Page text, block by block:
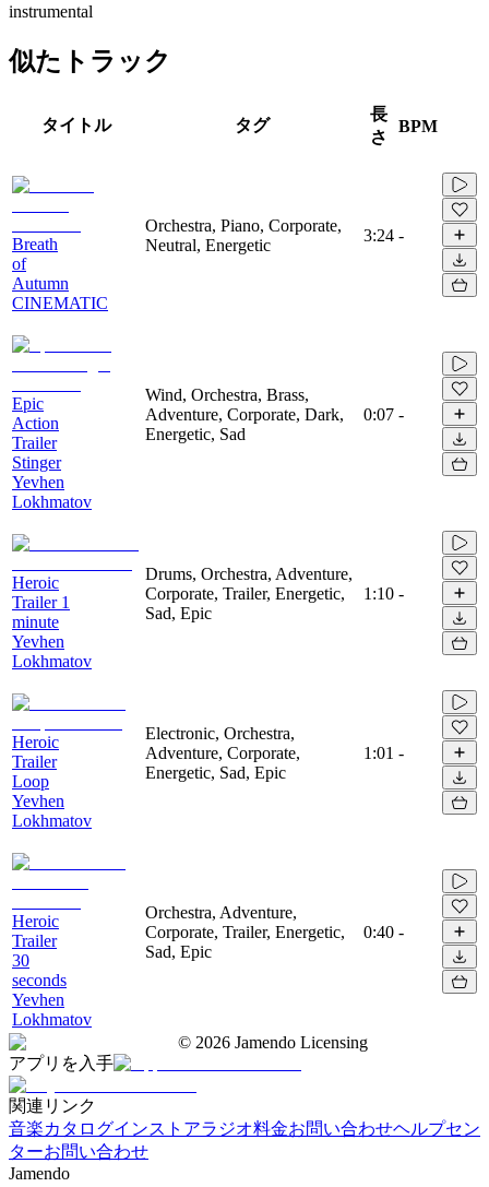
instrumental
似たトラック
タイトル タグ
長
さ
BPM
Breath
of
Autumn
CINEMATIC
Orchestra, Piano, Corporate,
Neutral, Energetic
3:24 -
Epic
Action
Trailer
Stinger
Yevhen
Lokhmatov
Wind, Orchestra, Brass,
Adventure, Corporate, Dark,
Energetic, Sad
0:07 -
Heroic
Trailer 1
minute
Yevhen
Lokhmatov
Drums, Orchestra, Adventure,
Corporate, Trailer, Energetic,
Sad, Epic
1:10 -
Heroic
Trailer
Loop
Yevhen
Lokhmatov
Electronic, Orchestra,
Adventure, Corporate,
Energetic, Sad, Epic
1:01 -
Heroic
Trailer
30
seconds
Yevhen
Lokhmatov
Orchestra, Adventure,
Corporate, Trailer, Energetic,
Sad, Epic
0:40 -
© 2026 Jamendo Licensing
アプリを入手
関連リンク
音楽カタログインストアラジオ料金お問い合わせヘルプセン
ターお問い合わせ
Jamendo